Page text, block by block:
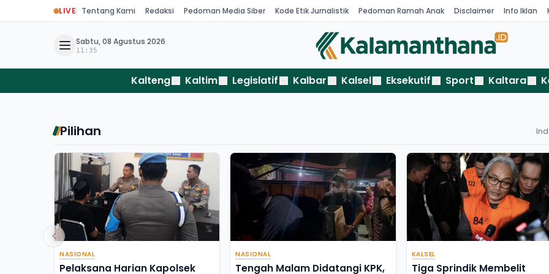
LIVE Tentang Kami Redaksi Pedoman Media Siber Kode Etik Jurnalistik Pedoman Ramah Anak Disclaimer Info Iklan
Sabtu, 08 Agustus 2026
11:35
Kalteng Kaltim Legislatif Kalbar Kalsel Eksekutif Sport Kaltara
Pilihan
NASIONAL
Pelaksana Harian Kapolsek
NASIONAL
Tengah Malam Didatangi KPK,
KALSEL
Tiga Sprindik Membelit